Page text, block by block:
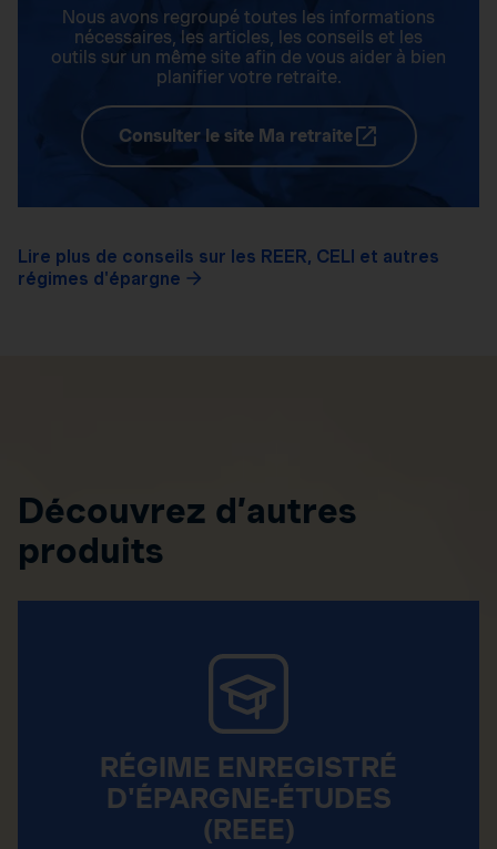
Nous avons regroupé toutes les informations
nécessaires, les articles, les conseils et les
outils sur un même site afin de vous aider à bien
planifier votre retraite.
Consulter le site Ma retraite
Lire plus de conseils sur les REER, CELI et autres
régimes d'épargne
Découvrez d’autres
produits
RÉGIME ENREGISTRÉ
D'ÉPARGNE-ÉTUDES
(REEE)